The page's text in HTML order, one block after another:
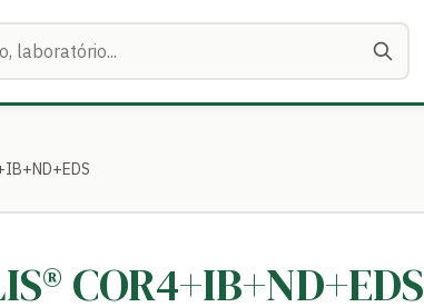
COR4+IB+ND+EDS